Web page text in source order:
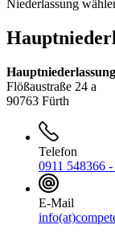
Niederlassung
Hauptniederlassung
Flößaustraße 24 a
90763 Fürth
Telefon
0911 548366 -
E-Mail